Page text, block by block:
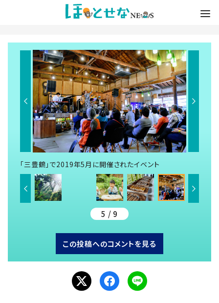
「三豊鶴」で2019年5月に開催されたイベント
5 / 9
この投稿へのコメントを見る